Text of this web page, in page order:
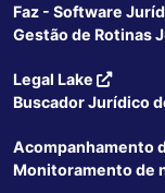
Faz - Software
Gestão de Rotinas
Legal Lake
Buscador Jurídico
Acompanhamento
Monitoramento de